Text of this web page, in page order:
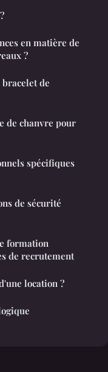
en matière de
?
de
de chanvre pour
spécifiques
de sécurité
formation
de recrutement
location ?